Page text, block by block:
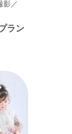
影／
ラン